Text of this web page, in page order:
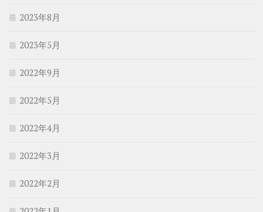
2023年8月
2023年5月
2022年9月
2022年5月
2022年4月
2022年3月
2022年2月